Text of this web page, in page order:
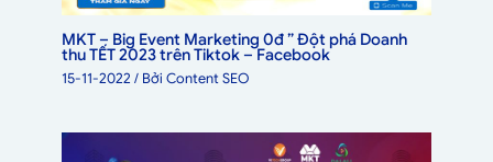
MKT – Big Event Marketing 0đ ” Đột phá Doanh
thu TẾT 2023 trên Tiktok – Facebook
15-11-2022/ BởiContent SEO